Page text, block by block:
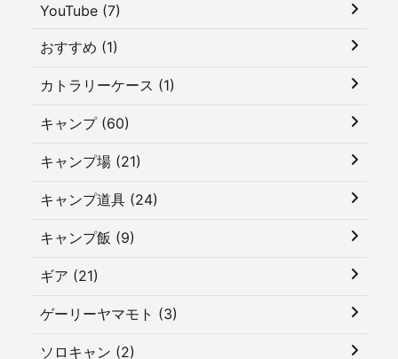
YouTube (7)
おすすめ (1)
カトラリーケース (1)
キャンプ (60)
キャンプ場 (21)
キャンプ道具 (24)
キャンプ飯 (9)
ギア (21)
ゲーリーヤマモト (3)
ソロキャン (2)